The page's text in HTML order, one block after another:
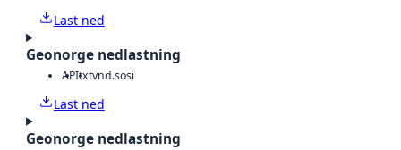
Last ned
Geonorge nedlastning
APItxtvnd.sosi
Last ned
Geonorge nedlastning